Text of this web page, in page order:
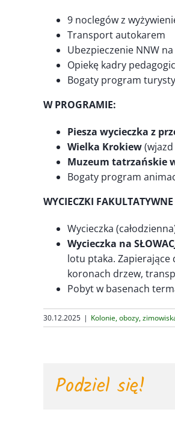
9 noclegów z
Transport autokarem
Ubezpieczenie NNW na
Opiekę kadry
Bogaty program
W PROGRAMIE:
Piesza wycieczka z
Wielka Krokiew
Muzeum tatrzańskie
Bogaty program
WYCIECZKI
Wycieczka
Wycieczka na
lotu ptaka. Zapierające
koronach drzew,
Pobyt w basenach
30.12.2025 | Kolonie, obozy,
Podziel się!